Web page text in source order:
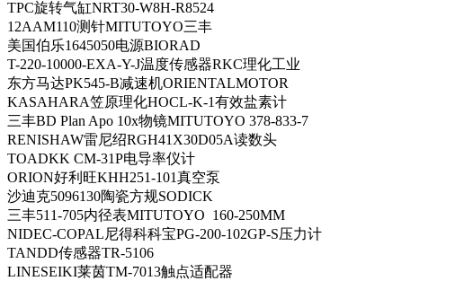
TPC旋转气缸NRT30-W8H-R8524
12AAM110测针MITUTOYO三丰
美国伯乐1645050电源BIORAD
T-220-10000-EXA-Y-J温度传感器RKC理化工业
东方马达PK545-B减速机ORIENTALMOTOR
KASAHARA笠原理化HOCL-K-1有效盐素计
三丰BD Plan Apo 10x物镜MITUTOYO 378-833-7
RENISHAW雷尼绍RGH41X30D05A读数头
TOADKK CM-31P电导率仪计
ORION好利旺KHH251-101真空泵
沙迪克5096130陶瓷方规SODICK
三丰511-705内径表MITUTOYO 160-250MM
NIDEC-COPAL尼得科科宝PG-200-102GP-S压力计
TANDD传感器TR-5106
LINESEIKI莱茵TM-7013触点适配器